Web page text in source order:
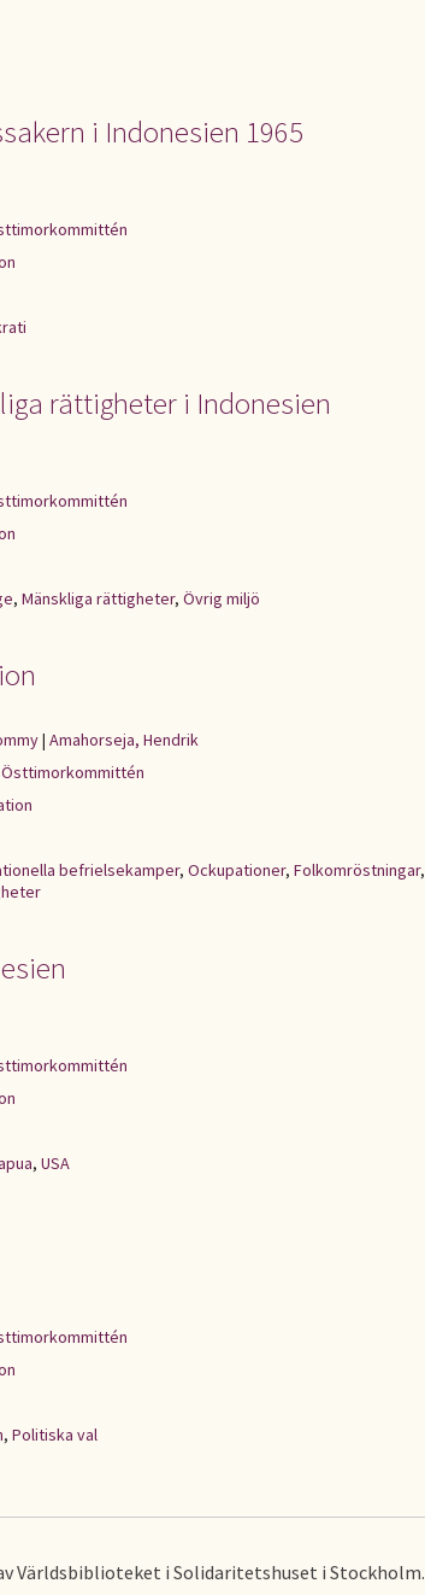
i Indonesien 1965
rättigheter i Indonesien
, Mänskliga rättigheter, Övrig miljö
| Amahorseja, Hendrik
Östtimorkommittén
befrielsekamper, Ockupationer, Folkomröstningar,
, USA
, Politiska val
Världsbiblioteket i Solidaritetshuset i Stockholm.